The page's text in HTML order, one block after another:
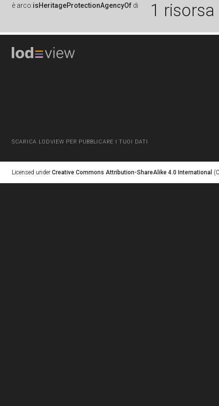
è arco:isHeritageProtectionAgencyOf di 1 risorsa
SCARICA LODVIEW PER PUBBLICARE I TUOI DATI
Licensed under Creative Commons Attribution-ShareAlike 4.0 International